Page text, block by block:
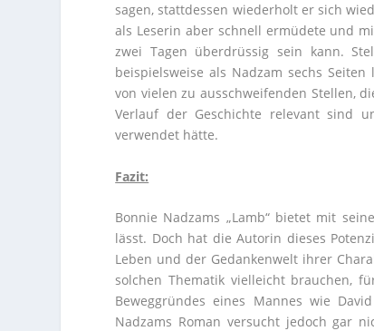
sagen, stattdessen wiederholt er sich
als Leserin aber schnell ermüdete und
zwei Tagen überdrüssig sein kann.
beispielsweise als Nadzam sechs
von vielen zu ausschweifenden Stellen,
Verlauf der Geschichte relevant sind
verwendet hätte.
Fazit:
Bonnie Nadzams „Lamb“ bietet mit
lässt. Doch hat die Autorin dieses
Leben und der Gedankenwelt ihrer
solchen Thematik vielleicht brauchen,
Beweggründes eines Mannes wie
Nadzams Roman versucht jedoch gar